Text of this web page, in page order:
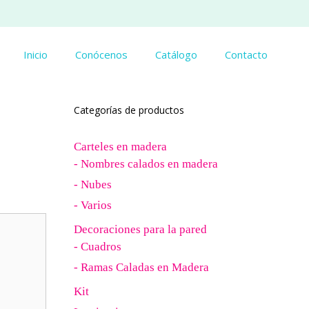
Inicio Conócenos Catálogo Contacto
Categorías de productos
Carteles en madera
- Nombres calados en madera
- Nubes
- Varios
Decoraciones para la pared
- Cuadros
- Ramas Caladas en Madera
Kit